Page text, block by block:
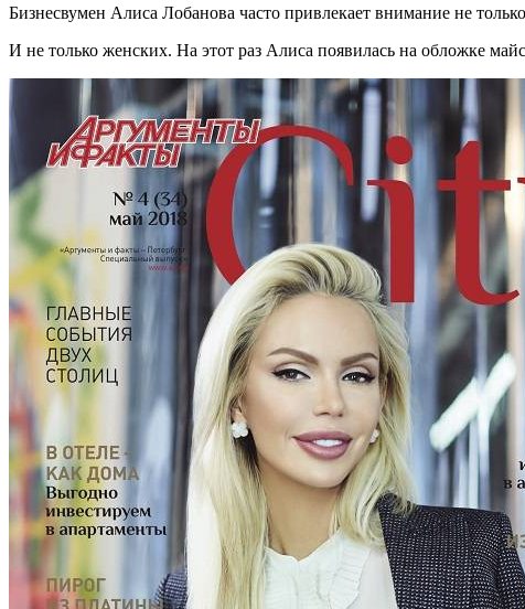
Бизнесвумен Алиса Лобанова часто привлекает внимание не
И не только женских. На этот раз Алиса появилась на обложке